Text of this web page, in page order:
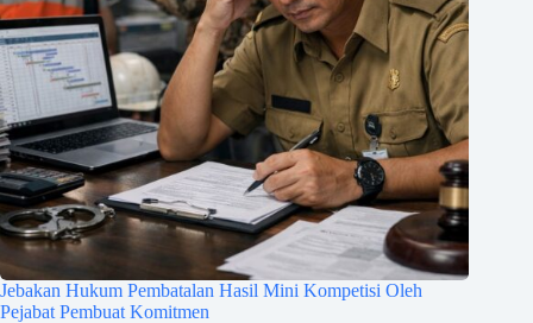
Jebakan Hukum Pembatalan Hasil Mini Kompetisi Oleh
Pejabat Pembuat Komitmen